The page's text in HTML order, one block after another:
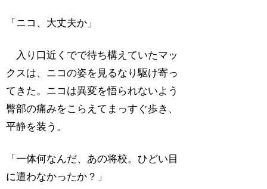
「ニコ、大丈夫か」
入り口近くでで待ち構えていたマッ
クスは、ニコの姿を見るなり駆け寄っ
てきた。ニコは異変を悟られないよう
臀部の痛みをこらえてまっすぐ歩き、
平静を装う。
「一体何なんだ、あの将校。ひどい目
に遭わなかったか？」